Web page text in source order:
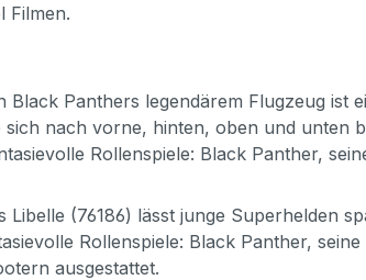
Filmen.
Black Panthers legendärem Flugzeug
nach vorne, hinten, oben und unten
Rollenspiele: Black Panther,
Libelle (76186) lässt junge Superhelden
Rollenspiele: Black Panther,
ausgestattet.